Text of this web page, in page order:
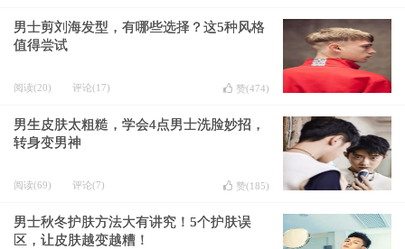
男士剪刘海发型，有哪些选择？这5种风格
值得尝试
阅读(20) 评论(17) 赞(474)
男生皮肤太粗糙，学会4点男士洗脸妙招，
转身变男神
阅读(69) 评论(7) 赞(185)
男士秋冬护肤方法大有讲究！5个护肤误
区，让皮肤越变越糟！